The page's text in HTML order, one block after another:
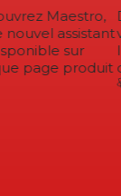
Maestro,
assistant
sur
page produit